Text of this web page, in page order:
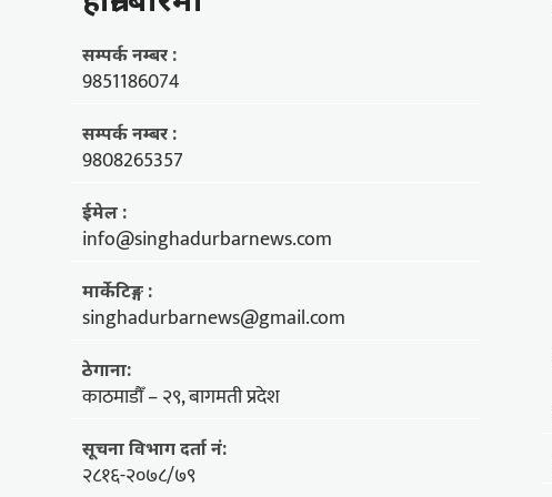
सम्पर्क नम्बर :
9851186074
सम्पर्क नम्बर :
9808265357
ईमेल :
info@singhadurbarnews.com
मार्केटिङ्ग :
singhadurbarnews@gmail.com
ठेगाना:
काठमाडौँ – २९, बागमती प्रदेश
सूचना विभाग दर्ता नं:
२८१६-२०७८/७९